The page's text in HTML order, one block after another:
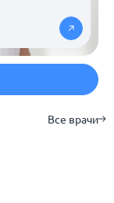
Все врачи